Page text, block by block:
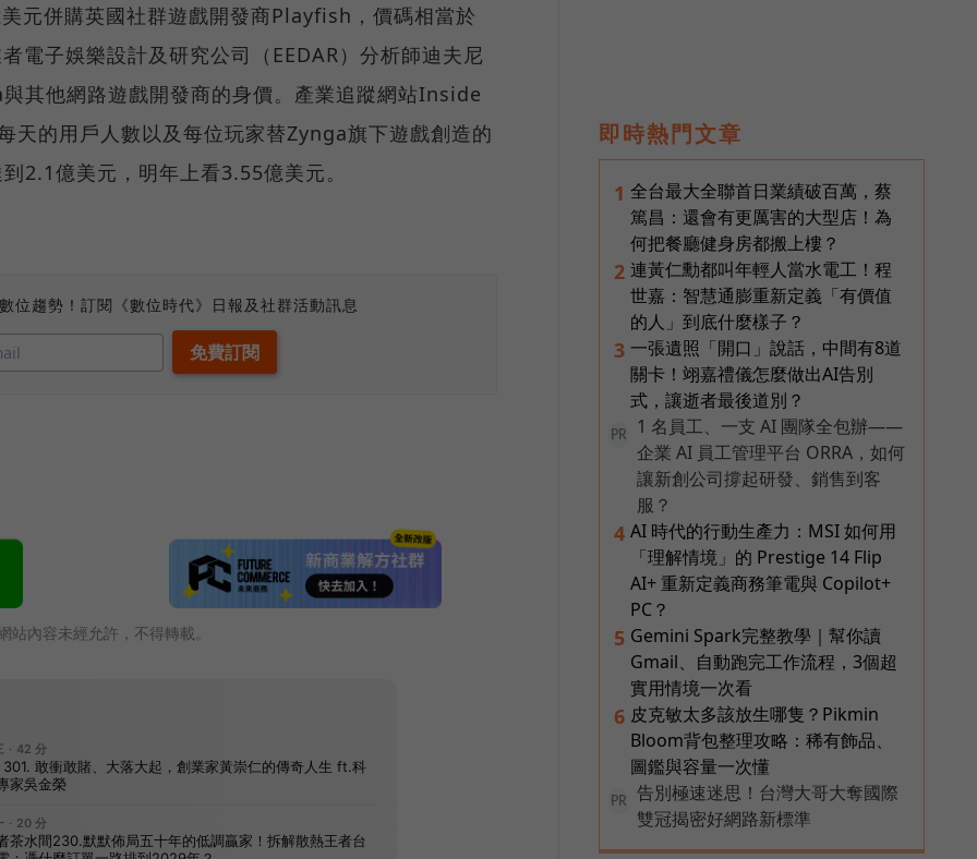
元併購英國社群遊戲開發商Playfish，價碼相當於
電子娛樂設計及研究公司（EEDAR）分析師迪夫尼
其他網路遊戲開發商的身價。產業追蹤網站Inside
的用戶人數以及每位玩家替Zynga旗下遊戲創造的
2.1億美元，明年上看3.55億美元。
位趨勢！訂閱《數位時代》日報及社群活動訊息
站內容未經允許，不得轉載。
即時熱門文章
1 全台最大全聯首日業績破百萬，蔡
篤昌：還會有更厲害的大型店！為
何把餐廳健身房都搬上樓？
2 連黃仁勳都叫年輕人當水電工！程
世嘉：智慧通膨重新定義「有價值
的人」到底什麼樣子？
3 一張遺照「開口」說話，中間有8道
關卡！翊嘉禮儀怎麼做出AI告別
式，讓逝者最後道別？
PR
1 名員工、一支 AI 團隊全包辦——
企業 AI 員工管理平台 ORRA，如何
讓新創公司撐起研發、銷售到客
服？
4 AI 時代的行動生產力：MSI 如何用
「理解情境」的 Prestige 14 Flip
AI+ 重新定義商務筆電與 Copilot+
PC？
5 Gemini Spark完整教學｜幫你讀
Gmail、自動跑完工作流程，3個超
實用情境一次看
6 皮克敏太多該放生哪隻？Pikmin
Bloom背包整理攻略：稀有飾品、
圖鑑與容量一次懂
PR
告別極速迷思！台灣大哥大奪國際
雙冠揭密好網路新標準